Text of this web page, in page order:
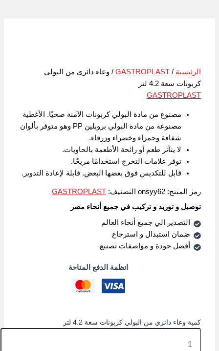
الرئيسية /
GASTROPLAST / وعاء دائري من البولي
كربونات سعة 4.2 لتر
GASTROPLAST
مصنوع من مادة البولي كربونات الآمنة صحيًا. الأغطية
مصنوعة من مادة البولي بروبلين PP وهو متوفر بألوان
شفافة وحمراء وخضراء وزرقاء.
لا يتأثر طعم أو رائحة الأطعمة بالحاويات.
توفر علامات التخرج استخدامًا مريحًا.
قابل للتكديس فوق بعضها البعض. قابلة لإعادة التدوير.
رمز المنتج:onsyy62 التصنيف:GASTROPLAST
توصيل و توريد و تركيب في جميع أنحاء مصر
التصدير الي جميع أنحاء العالم
ضمان استبدال و استرجاع
أفضل جودة و مواصفات تصنيع
انظمة الدفع المتاحة
كمية وعاء دائري من البولي كربونات سعة 4.2 لتر